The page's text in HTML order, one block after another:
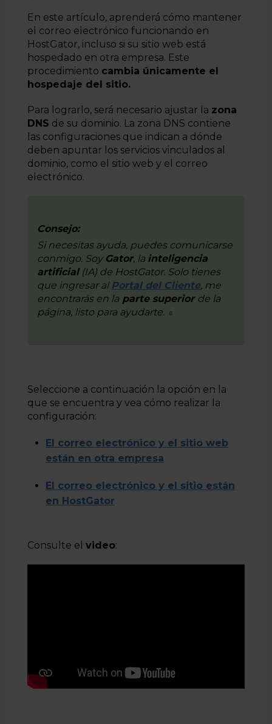
Cómo migrar cuentas de correo electrónico a
HostGator
Cómo migrar cuentas de correo electrónico a través de
MailStore
POP3 o IMAP con SSL
¿Cuál es la diferencia entre POP e IMAP?
Más información
En este artículo, aprenderá cómo mantener
el correo electrónico funcionando en
HostGator, incluso si su sitio web está
hospedado en otra empresa. Este
procedimiento cambia únicamente el
hospedaje del sitio.
Para lograrlo, será necesario ajustar la zona
DNS de su dominio. La zona DNS contiene
las configuraciones que indican a dónde
deben apuntar los servicios vinculados al
dominio, como el sitio web y el correo
electrónico.
Consejo:
Si necesitas ayuda, puedes comunicarse
conmigo. Soy Gator, la inteligencia
artificial(IA) de HostGator. Solo tienes
que ingresar al Portal del Cliente, me
encontrarás en la parte superior de la
página, listo para ayudarte.
Seleccione a continuación la opción en la
que se encuentra y vea cómo realizar la
configuración:
El correo electrónico y el sitio web
están en otra empresa
El correo electrónico y el sitio están
en HostGator
Consulte el video: